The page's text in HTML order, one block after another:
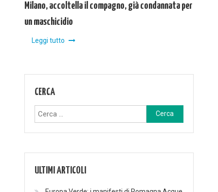
Milano, accoltella il compagno, già condannata per
un maschicidio
Leggi tutto
CERCA
Ricerca
per:
ULTIMI ARTICOLI